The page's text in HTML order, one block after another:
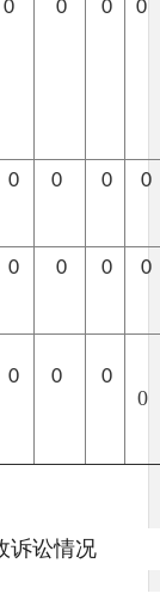
0 0 0 0
0 0 0 0
0 0 0 0
0 0 0
0
诉讼情况